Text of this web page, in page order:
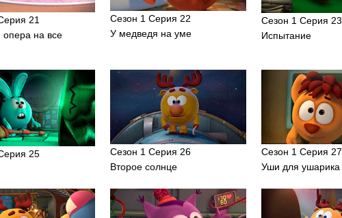
21
на все
Сезон 1 Серия 22
У медведя на уме
Сезон 1 Серия 23
Испытание
25
Сезон 1 Серия 26
Второе солнце
Сезон 1 Серия 27
Уши для ушарика